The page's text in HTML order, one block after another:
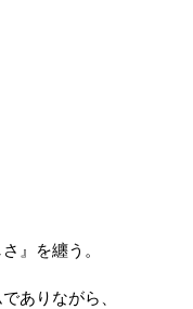
』を纏う。
ありながら、